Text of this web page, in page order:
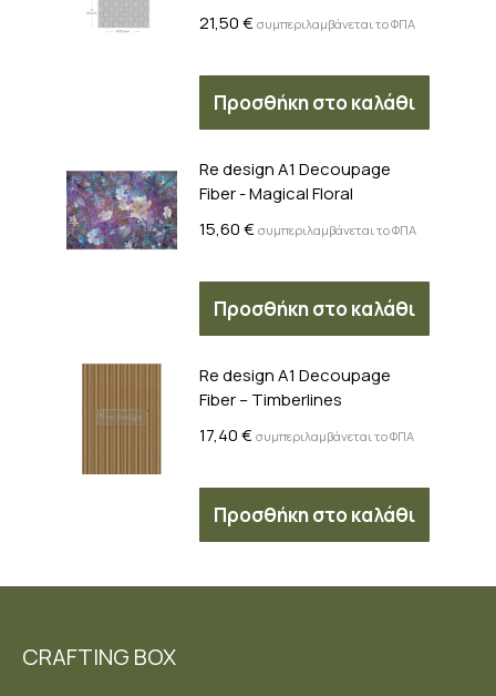
21,50€ συμπεριλαμβάνεται το ΦΠΑ
Προσθήκη στο καλάθι
Re design A1 Decoupage
Fiber - Magical Floral
15,60€ συμπεριλαμβάνεται το ΦΠΑ
Προσθήκη στο καλάθι
Re design A1 Decoupage
Fiber – Timberlines
17,40€ συμπεριλαμβάνεται το ΦΠΑ
Προσθήκη στο καλάθι
CRAFTING BOX